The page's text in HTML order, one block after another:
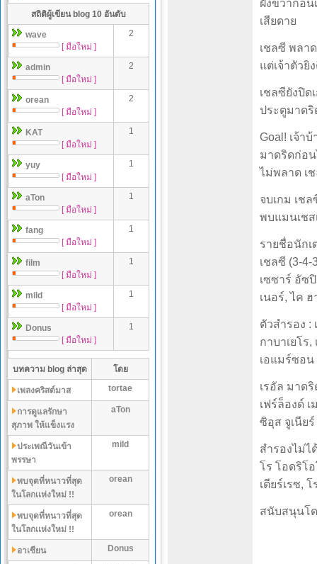
สถิติผู้เขียน blog 10 อันดับ
wave
[ มือใหม่ ]
2
admin
[ มือใหม่ ]
2
orean
[ มือใหม่ ]
2
KAT
[ มือใหม่ ]
1
yuy
[ มือใหม่ ]
1
aTon
[ มือใหม่ ]
1
fang
[ มือใหม่ ]
1
film
[ มือใหม่ ]
1
mild
[ มือใหม่ ]
1
Donus
[ มือใหม่ ]
1
บทความ blog ล่าสุด โดย
เพลงคริสต์มาส tortae
การดูแลรักษา
สุภาพ ให้แข็งแรง
aTon
ประเพณีวันเข้า
พรรษา
mild
พบจุดที่หนาวที่สุด
ในโลกเเห่งใหม่ !!
orean
พบจุดที่หนาวที่สุด
ในโลกเเห่งใหม่ !!
orean
อาเซียน Donus
ฝั่งขวาก่อน
เสียดาย
เชลซี พลา
แต่เจ้าตัวยิ
เชลซียังปิด
ประตูมาดริ
Goal! เจ้า
มาดริดก่อน
ไม่พลาด เ
จบเกม เช
พบแมนเชส
รายชื่อนัก
เชลซี (3-4-
เซซาร์ อัซ
เนอร์, ไค
ตัวสำรอง :
กาบาเยโร
เอแมร์ซอ
เรอัล มาด
เฟร์ล็องด์
ซิอุส จูเนียร์
สำรองไม่ไ
โร โอดริโ
เตียร์เรซ,
สนับสนุนโ